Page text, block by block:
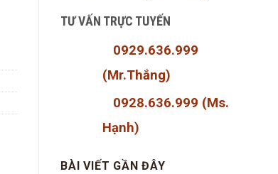
TƯ VẤN TRỰC TUYẾN
0929.636.999
(Mr.Thắng)
0928.636.999 (Ms.
Hạnh)
BÀI VIẾT GẦN ĐÂY